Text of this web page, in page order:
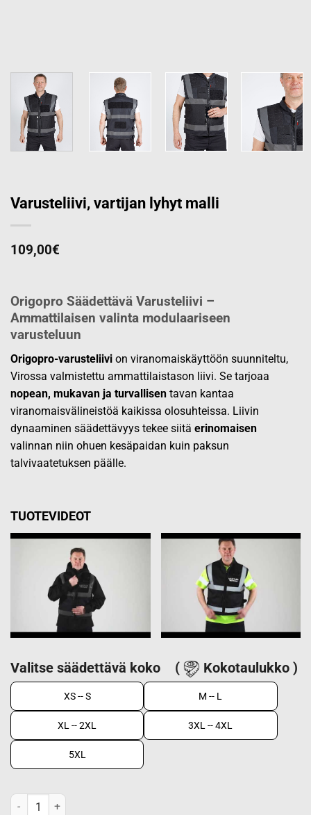
Varusteliivi, vartijan lyhyt malli
109,00€
Origopro Säädettävä Varusteliivi –
Ammattilaisen valinta modulaariseen
varusteluun
Origopro-varusteliivi on viranomaiskäyttöön suunniteltu,
Virossa valmistettu ammattilaistason liivi. Se tarjoaa
nopean, mukavan ja turvallisen tavan kantaa
viranomaisvälineistöä kaikissa olosuhteissa. Liivin
dynaaminen säädettävyys tekee siitä erinomaisen
valinnan niin ohuen kesäpaidan kuin paksun
talvivaatetuksen päälle.
TUOTEVIDEOT
Valitse säädettävä koko ( Kokotaulukko )
XS -- S M -- L
XL -- 2XL 3XL -- 4XL
5XL
Varusteliivi, vartijan lyhyt malli määrä